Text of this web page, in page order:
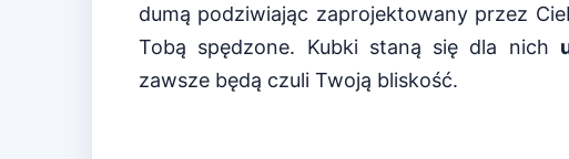
dumą podziwiając zaprojektowany przez
Tobą spędzone. Kubki staną się dla nich
zawsze będą czuli Twoją bliskość.